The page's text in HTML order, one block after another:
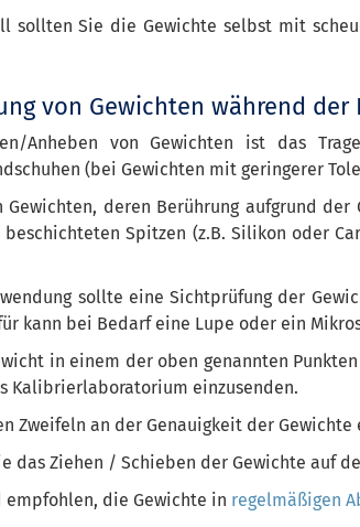
sollten Sie die Gewichte selbst mit
von Gewichten während der
Anheben von Gewichten ist das
(bei Gewichten mit geringerer
Gewichten, deren Berührung aufgrund
Spitzen (z.B. Silikon oder
sollte eine Sichtprüfung der
kann bei Bedarf eine Lupe oder ein
in einem der oben genannten
Kalibrierlaboratorium einzusenden.
Zweifeln an der Genauigkeit der
das Ziehen / Schieben der Gewichte auf
empfohlen, die Gewichte in regelmäßigen